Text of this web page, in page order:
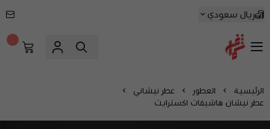
ريال سعودي
شماغ شوب | أفضل متجر شماغ في السعودية
الرئيسية العطور
عطر نيشاني
عطر نيشان هاشيفات اكسترايت